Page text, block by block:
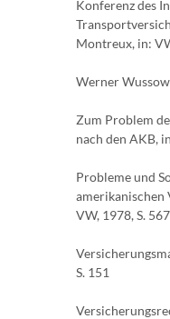
Konferenz des
Montreux, in:
Werner
Zum Problem
nach den AKB,
Probleme und
amerikanischen
VW, 1978, S. 567
S. 151